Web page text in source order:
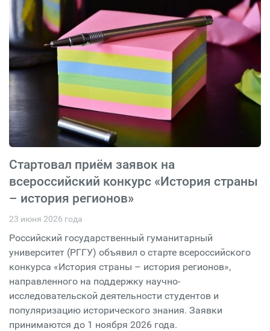
Стартовал приём заявок на
всероссийский конкурс «История страны
– история регионов»
23 июня 2026 года
Российский государственный гуманитарный
университет (РГГУ) объявил о старте всероссийского
конкурса «История страны – история регионов»,
направленного на поддержку научно-
исследовательской деятельности студентов и
популяризацию исторического знания. Заявки
принимаются до 1 ноября 2026 года.